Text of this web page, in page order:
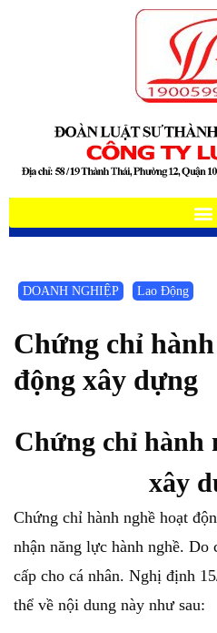
DOANH NGHIỆP Lao Động
Chứng chỉ
động xây dựng
Chứng chỉ hành
xây
Chứng chỉ hành nghề hoạt
nhận năng lực hành nghề. Do
cấp cho cá nhân. Nghị định
thể về nội dung này như sau: